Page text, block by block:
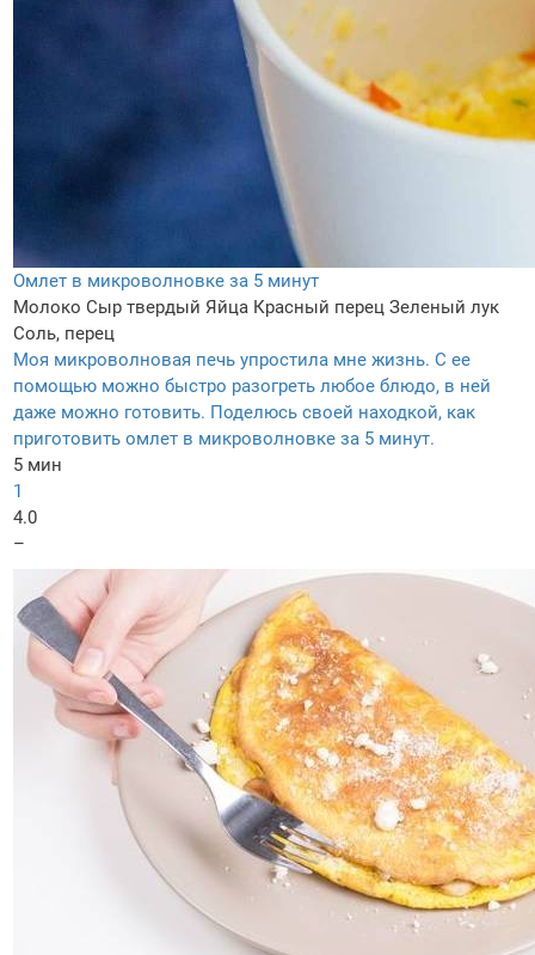
Омлет в микроволновке за 5 минут
Молоко Сыр твердый Яйца Красный перец Зеленый лук
Соль, перец
Моя микроволновая печь упростила мне жизнь. С ее
помощью можно быстро разогреть любое блюдо, в ней
даже можно готовить. Поделюсь своей находкой, как
приготовить омлет в микроволновке за 5 минут.
5 мин
1
4.0
–